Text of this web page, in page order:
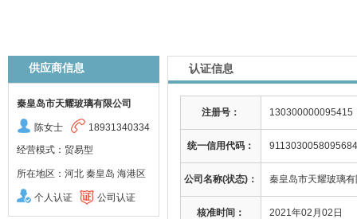
认证信息
注册号： 130300000095415
统一信用代码：
公司名称(状态)： 秦皇岛市天耀玻璃
核准时间： 2021年02月02日
供应商信息
秦皇岛市天耀玻璃有限公司
陈女士
18931340334
经营模式：贸易型
所在地区：河北 秦皇岛 海港区
个人认证 公司认证